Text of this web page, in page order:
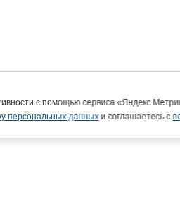
с помощью сервиса «Яндекс
персональных данныхи соглашаетесь с